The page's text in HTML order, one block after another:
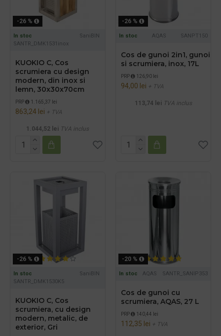
-26 %
In stoc
SaniBIN
SANTR_DMK1531inox
KUOKIO C, Cos
scrumiera cu design
modern, din inox si
lemn, 30x30x70cm
PRP 1.165,37 lei
863,24 lei + TVA
1.044,52 lei TVA inclus
-26 %
In stoc AQAS SANPT150
Cos de gunoi 2in1, gunoi
si scrumiera, inox, 17L
PRP 126,90 lei
94,00 lei + TVA
113,74 lei TVA inclus
-26 %
In stoc
SaniBIN
SANTR_DMK1530K5
KUOKIO C, Cos
scrumiera, cu design
modern, metalic, de
exterior, Gri
-20 %
In stoc AQAS SANTR_SANIP353
Cos de gunoi cu
scrumiera, AQAS, 27 L
PRP 140,44 lei
112,35 lei + TVA